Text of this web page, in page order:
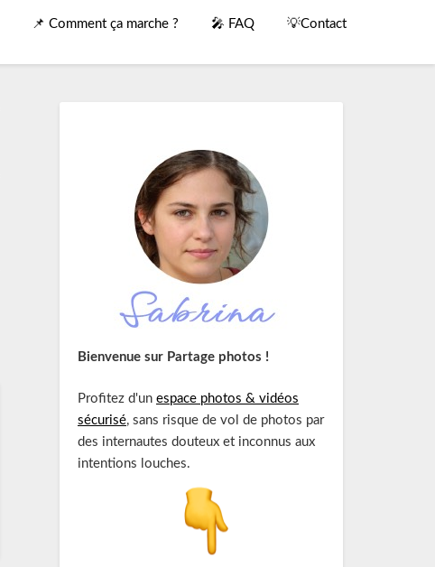
📌 Comment ça marche ? 🎤 FAQ 💡Contact
Bienvenue sur Partage photos !
Profitez d'un espace photos & vidéos
sécurisé, sans risque de vol de photos par
des internautes douteux et inconnus aux
intentions louches.